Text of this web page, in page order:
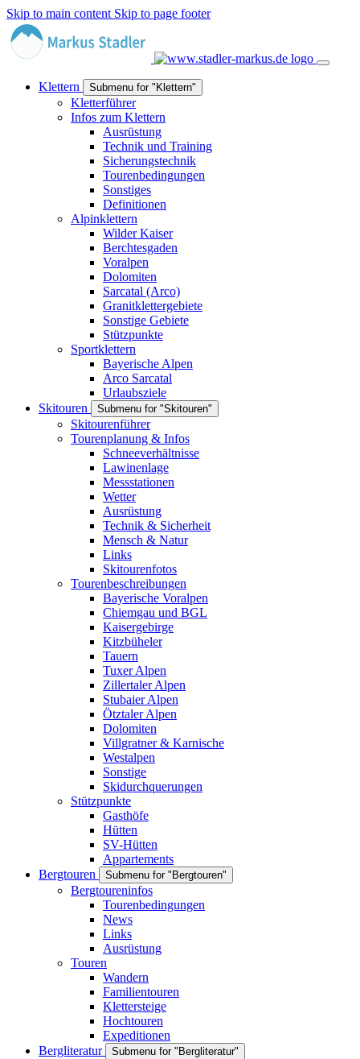
Skip to main content Skip to page footer
Klettern Submenu for "Klettern"
Kletterführer
Infos zum Klettern
Ausrüstung
Technik und Training
Sicherungstechnik
Tourenbedingungen
Sonstiges
Definitionen
Alpinklettern
Wilder Kaiser
Berchtesgaden
Voralpen
Dolomiten
Sarcatal (Arco)
Granitklettergebiete
Sonstige Gebiete
Stützpunkte
Sportklettern
Bayerische Alpen
Arco Sarcatal
Urlaubsziele
Skitouren
Submenu for "Skitouren"
Skitourenführer
Tourenplanung & Infos
Schneeverhältnisse
Lawinenlage
Messstationen
Wetter
Ausrüstung
Technik & Sicherheit
Mensch & Natur
Links
Skitourenfotos
Tourenbeschreibungen
Bayerische Voralpen
Chiemgau und BGL
Kaisergebirge
Kitzbüheler
Tauern
Tuxer Alpen
Zillertaler Alpen
Stubaier Alpen
Ötztaler Alpen
Dolomiten
Villgratner & Karnische
Westalpen
Sonstige
Skidurchquerungen
Stützpunkte
Gasthöfe
Hütten
SV-Hütten
Appartements
Bergtouren
Submenu for "Bergtouren"
Bergtoureninfos
Tourenbedingungen
News
Links
Ausrüstung
Touren
Wandern
Familientouren
Klettersteige
Hochtouren
Expeditionen
Bergliteratur
Submenu for "Bergliteratur"